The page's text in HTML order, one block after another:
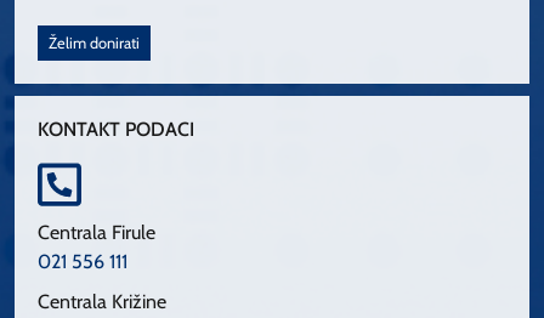
Želim donirati
KONTAKT PODACI
Centrala Firule
021 556 111
Centrala Križine